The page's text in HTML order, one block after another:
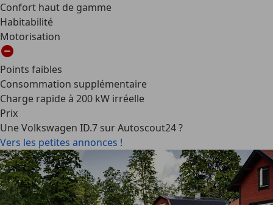
Confort haut de gamme
Habitabilité
Motorisation
Points faibles
Consommation supplémentaire
Charge rapide à 200 kW irréelle
Prix
Une Volkswagen ID.7 sur Autoscout24 ?
Vers les petites annonces !